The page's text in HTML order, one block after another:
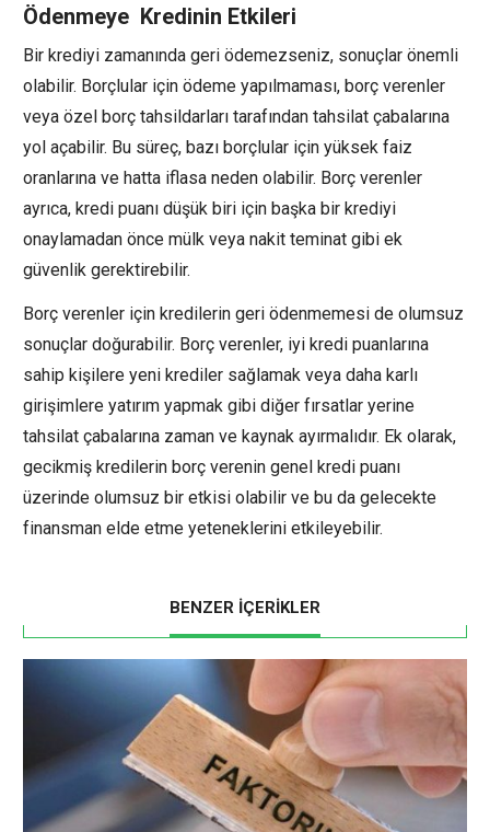
Ödenmeye Kredinin Etkileri
Bir krediyi zamanında geri ödemezseniz, sonuçlar önemli
olabilir. Borçlular için ödeme yapılmaması, borç verenler
veya özel borç tahsildarları tarafından tahsilat çabalarına
yol açabilir. Bu süreç, bazı borçlular için yüksek faiz
oranlarına ve hatta iflasa neden olabilir. Borç verenler
ayrıca, kredi puanı düşük biri için başka bir krediyi
onaylamadan önce mülk veya nakit teminat gibi ek
güvenlik gerektirebilir.
Borç verenler için kredilerin geri ödenmemesi de olumsuz
sonuçlar doğurabilir. Borç verenler, iyi kredi puanlarına
sahip kişilere yeni krediler sağlamak veya daha karlı
girişimlere yatırım yapmak gibi diğer fırsatlar yerine
tahsilat çabalarına zaman ve kaynak ayırmalıdır. Ek olarak,
gecikmiş kredilerin borç verenin genel kredi puanı
üzerinde olumsuz bir etkisi olabilir ve bu da gelecekte
finansman elde etme yeteneklerini etkileyebilir.
BENZER İÇERİKLER